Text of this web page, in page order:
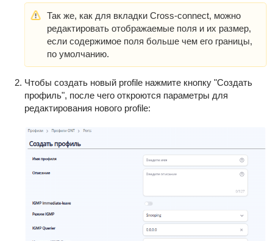
Так же, как для вкладки Cross-connect, можно
редактировать отображаемые поля и их размер,
если содержимое поля больше чем его границы,
по умолчанию.
Чтобы создать новый profile нажмите кнопку "Создать
профиль", после чего откроются параметры для
редактирования нового profile: